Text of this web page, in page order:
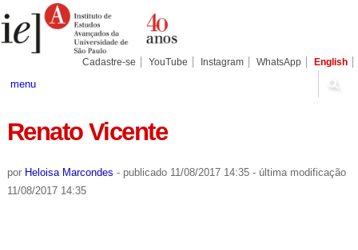
para
conteúdo.
Pessoais
Cadastre-se YouTube Instagram WhatsApp English
menu
Renato Vicente
por Heloisa Marcondes - publicado11/08/2017 14:35 - última modificação
11/08/2017 14:35